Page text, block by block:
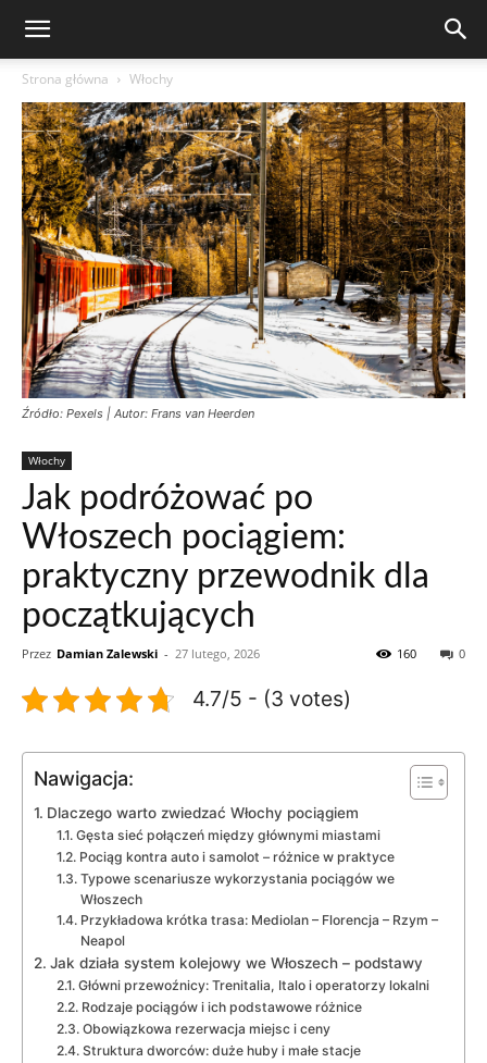
Strona główna Włochy
Źródło: Pexels | Autor: Frans van Heerden
Włochy
Jak podróżować po
Włoszech pociągiem:
praktyczny przewodnik dla
początkujących
Przez Damian Zalewski - 27 lutego, 2026 0
160
4.7/5 - (3 votes)
Nawigacja:
Dlaczego warto zwiedzać Włochy pociągiem
Gęsta sieć połączeń między głównymi miastami
Pociąg kontra auto i samolot – różnice w praktyce
Typowe scenariusze wykorzystania pociągów we
Włoszech
Przykładowa krótka trasa: Mediolan – Florencja – Rzym –
Neapol
Jak działa system kolejowy we Włoszech – podstawy
Główni przewoźnicy: Trenitalia, Italo i operatorzy lokalni
Rodzaje pociągów i ich podstawowe różnice
Obowiązkowa rezerwacja miejsc i ceny
Struktura dworców: duże huby i małe stacje